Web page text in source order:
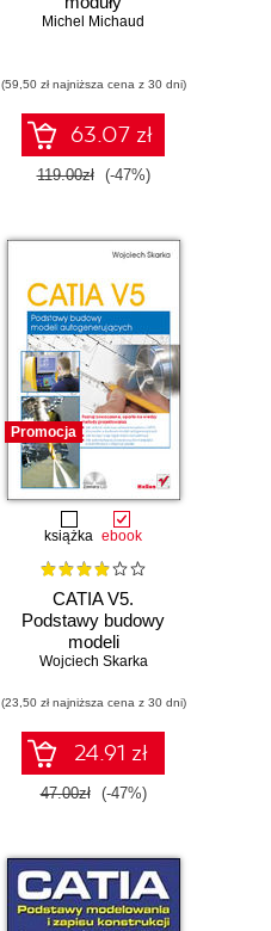
Michel Michaud
(59,50 zł najniższa cena z 30 dni)
63.07 zł
119.00zł (-47%)
Promocja
książka ebook
CATIA V5.
Podstawy budowy
modeli
autogenerujących
Wojciech Skarka
(23,50 zł najniższa cena z 30 dni)
24.91 zł
47.00zł (-47%)